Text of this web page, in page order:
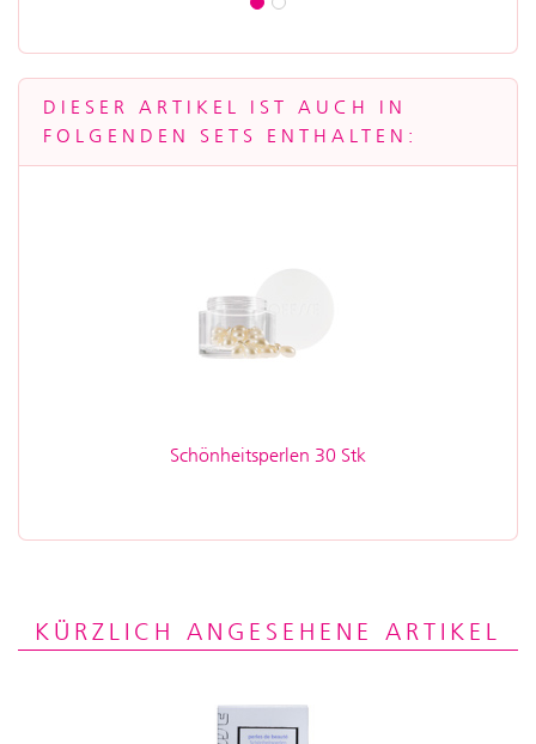
DIESER ARTIKEL IST AUCH IN
FOLGENDEN SETS ENTHALTEN:
Schönheitsperlen 30 Stk
KÜRZLICH ANGESEHENE ARTIKEL